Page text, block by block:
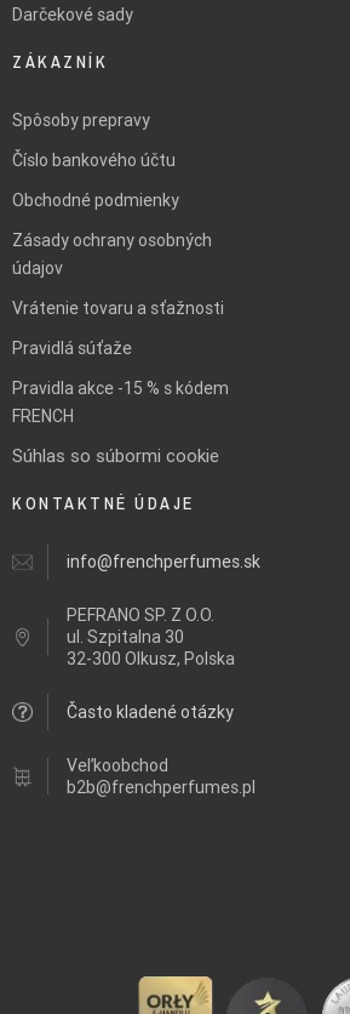
Darčekové sady
ZÁKAZNÍK
Spôsoby prepravy
Číslo bankového účtu
Obchodné podmienky
Zásady ochrany osobných
údajov
Vrátenie tovaru a sťažnosti
Pravidlá súťaže
Pravidla akce -15 % s kódem
FRENCH
Súhlas so súbormi cookie
KONTAKTNÉ ÚDAJE
info@frenchperfumes.sk
PEFRANO SP. Z O.O.
ul. Szpitalna 30
32-300 Olkusz, Polska
Často kladené otázky
Veľkoobchod
b2b@frenchperfumes.pl